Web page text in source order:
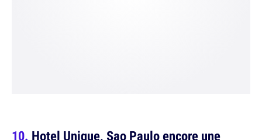
Hotel Unique, Sao Paulo encore une